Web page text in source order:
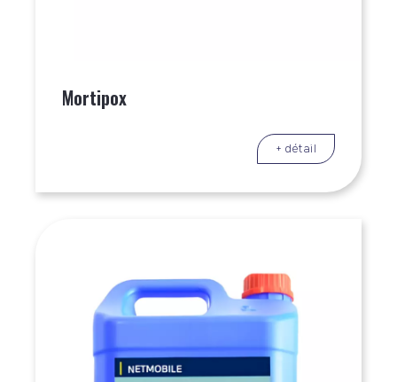
Mortipox
+ détail